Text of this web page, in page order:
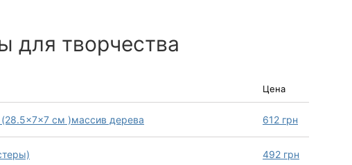
для творчества
Цена
см )массив дерева 612 грн
492 грн